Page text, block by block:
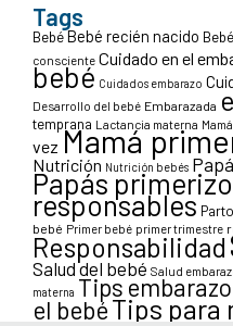
Tags
BebéBebé recién nacido
consciente Cuidado en el
bebé Cuidados embarazo
Desarrollo del bebé Embarazada
temprana Lactancia materna
vez Mamá
Nutrición Nutrición bebés
Papás
responsables Parto
bebé Primer bebé primer trimestre
Responsabilidad
Salud del bebé Salud
materna Tips embarazo
el bebéTips para